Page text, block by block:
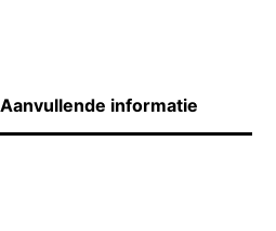
Aanvullende informatie